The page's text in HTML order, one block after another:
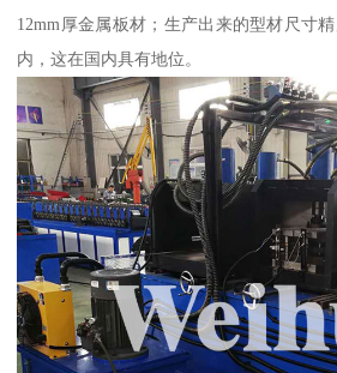
12mm厚金属板材；生产出来的型材尺寸
内，这在国内具有地位。